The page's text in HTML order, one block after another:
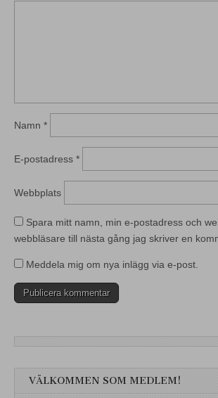
Namn *
E-postadress *
Webbplats
Spara mitt namn, min e-postadress och
webbläsare till nästa gång jag skriver en
Meddela mig om nya inlägg via e-post.
VÄLKOMMEN SOM MEDLEM!